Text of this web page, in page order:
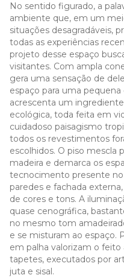
No sentido figurado, a
ambiente que, em um
situações desagradáveis,
todas as experiências
projeto desse espaço
visitantes. Com ampla
gera uma sensação de
espaço para uma
acrescenta um
ecológica, toda feita em
cuidadoso paisagismo
todos os revestimentos
escolhidos. O piso mescla
madeira e demarca os
tecnocimento presente
paredes e fachada
de cores e tons. A
quase cenográfica,
no mesmo tom
e se misturam ao espaço.
em palha valorizam o
tapetes, executados por
juta e sisal.